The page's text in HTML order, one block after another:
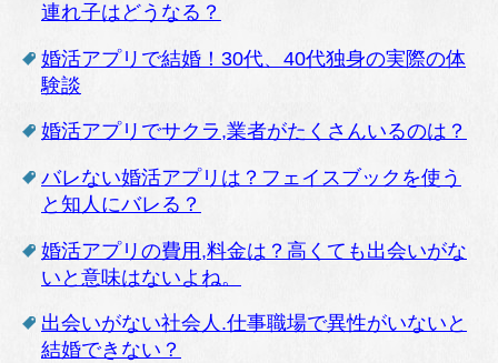
連れ子はどうなる？
婚活アプリで結婚！30代、40代独身の実際の体
験談
婚活アプリでサクラ,業者がたくさんいるのは？
バレない婚活アプリは？フェイスブックを使う
と知人にバレる？
婚活アプリの費用,料金は？高くても出会いがな
いと意味はないよね。
出会いがない社会人.仕事職場で異性がいないと
結婚できない？